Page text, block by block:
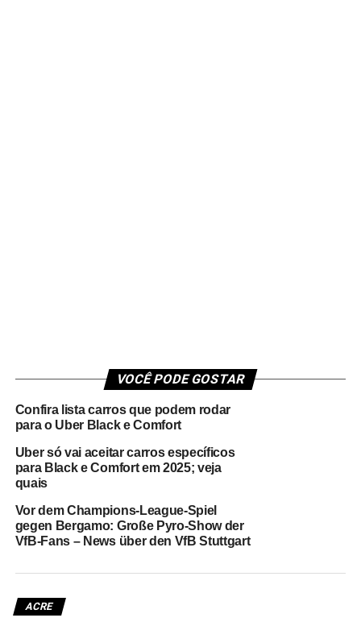
VOCÊ PODE GOSTAR
Confira lista carros que podem rodar
para o Uber Black e Comfort
Uber só vai aceitar carros específicos
para Black e Comfort em 2025; veja
quais
Vor dem Champions-League-Spiel
gegen Bergamo: Große Pyro-Show der
VfB-Fans – News über den VfB Stuttgart
ACRE